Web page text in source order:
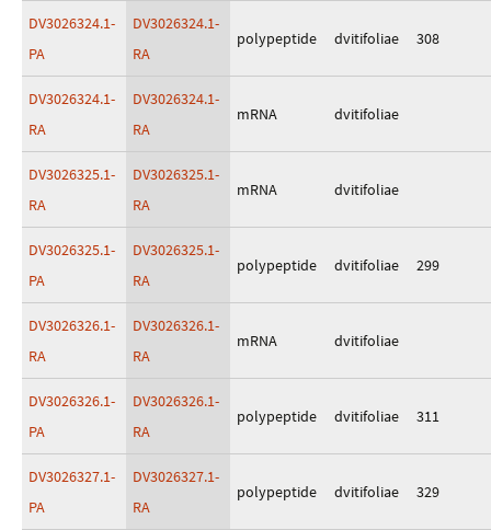
DV3026324.1-
PA
DV3026324.1-
RA
polypeptide dvitifoliae 308
DV3026324.1-
RA
DV3026324.1-
RA
mRNA dvitifoliae
DV3026325.1-
RA
DV3026325.1-
RA
mRNA dvitifoliae
DV3026325.1-
PA
DV3026325.1-
RA
polypeptide dvitifoliae 299
DV3026326.1-
RA
DV3026326.1-
RA
mRNA dvitifoliae
DV3026326.1-
PA
DV3026326.1-
RA
polypeptide dvitifoliae 311
DV3026327.1-
PA
DV3026327.1-
RA
polypeptide dvitifoliae 329